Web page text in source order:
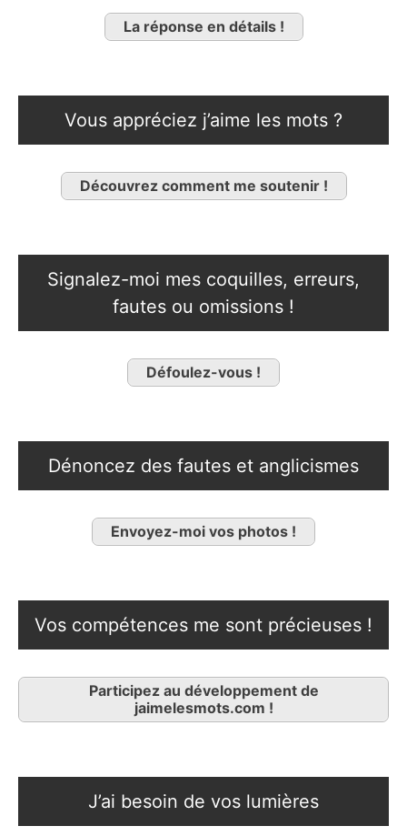
La réponse en détails !
Vous appréciez j’aime les mots ?
Découvrez comment me soutenir !
Signalez-moi mes coquilles, erreurs,
fautes ou omissions !
Défoulez-vous !
Dénoncez des fautes et anglicismes
Envoyez-moi vos photos !
Vos compétences me sont précieuses !
Participez au développement de
jaimelesmots.com !
J’ai besoin de vos lumières